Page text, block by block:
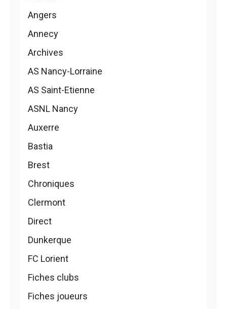
Angers
Annecy
Archives
AS Nancy-Lorraine
AS Saint-Etienne
ASNL Nancy
Auxerre
Bastia
Brest
Chroniques
Clermont
Direct
Dunkerque
FC Lorient
Fiches clubs
Fiches joueurs